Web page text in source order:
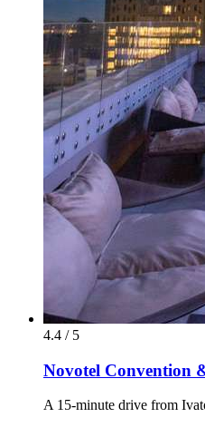
4.4 / 5
Novotel Convention
A 15-minute drive from